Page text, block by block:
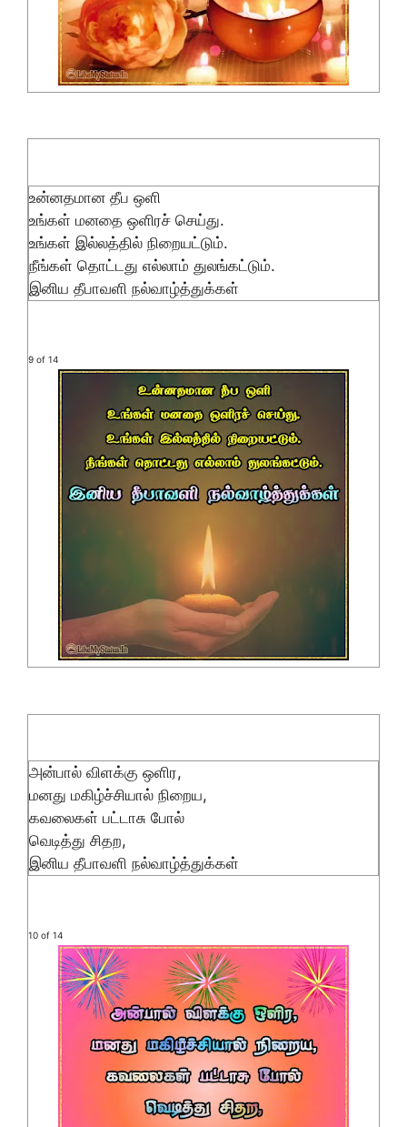
உன்னதமான தீப ஒளி
உங்கள் மனதை ஒளிரச் செய்து.
உங்கள் இல்லத்தில் நிறையட்டும்.
நீங்கள் தொட்டது எல்லாம் துலங்கட்டும்.
இனிய தீபாவளி நல்வாழ்த்துக்கள்
9 of 14
அன்பால் விளக்கு ஒளிர,
மனது மகிழ்ச்சியால் நிறைய,
கவலைகள் பட்டாசு போல்
வெடித்து சிதற,
இனிய தீபாவளி நல்வாழ்த்துக்கள்
10 of 14